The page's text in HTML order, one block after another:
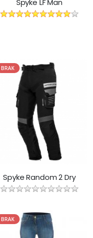
Spyke LF Man
BRAK
Spyke Random 2 Dry
BRAK